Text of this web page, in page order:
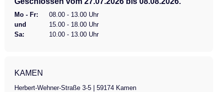
Mo - Fr:
08.00 - 13.00 Uhr
und
15.00 - 18.00 Uhr
Sa:
10.00 - 13.00 Uhr
KAMEN
Herbert-Wehner-Straße 3-5 | 59174 Kamen